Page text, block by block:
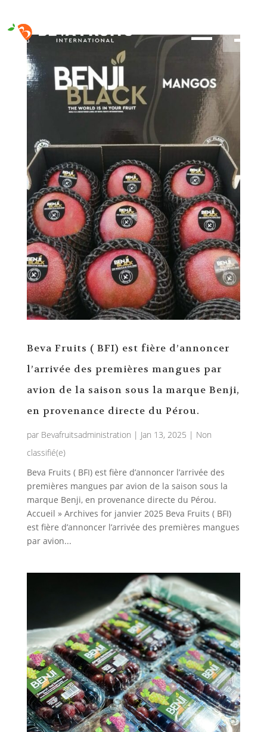
FR
ES
Beva Fruits ( BFI) est fière d’annoncer
l’arrivée des premières mangues par
avion de la saison sous la marque Benji,
en provenance directe du Pérou.
par Bevafruitsadministration | Jan 13, 2025 | Non
classifié(e)
Beva Fruits ( BFI) est fière d’annoncer l’arrivée des
premières mangues par avion de la saison sous la
marque Benji, en provenance directe du Pérou.
Accueil » Archives for janvier 2025 Beva Fruits ( BFI)
est fière d’annoncer l’arrivée des premières mangues
par avion...